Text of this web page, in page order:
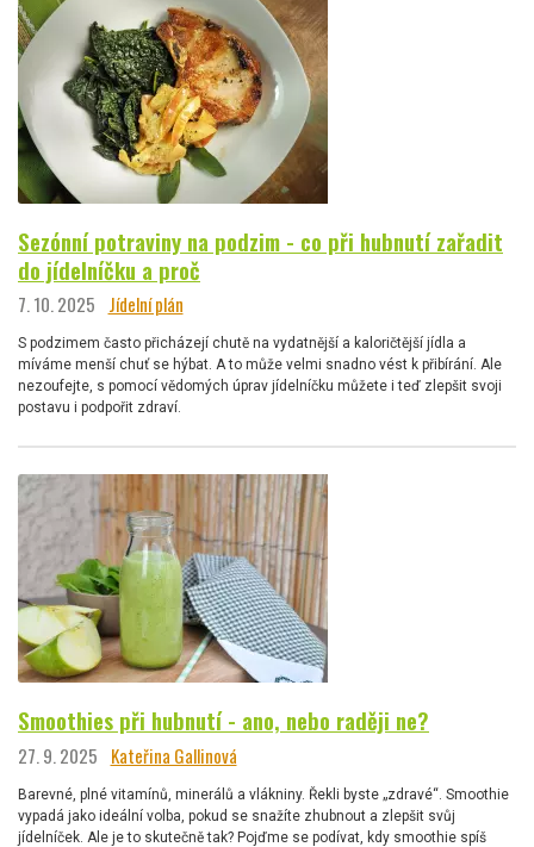
Sezónní potraviny na podzim - co při hubnutí zařadit
do jídelníčku a proč
7. 10. 2025 Jídelní plán
S podzimem často přicházejí chutě na vydatnější a kaloričtější jídla a
míváme menší chuť se hýbat. A to může velmi snadno vést k přibírání. Ale
nezoufejte, s pomocí vědomých úprav jídelníčku můžete i teď zlepšit svoji
postavu i podpořit zdraví.
Smoothies při hubnutí - ano, nebo raději ne?
27. 9. 2025 Kateřina Gallinová
Barevné, plné vitamínů, minerálů a vlákniny. Řekli byste „zdravé“. Smoothie
vypadá jako ideální volba, pokud se snažíte zhubnout a zlepšit svůj
jídelníček. Ale je to skutečně tak? Pojďme se podívat, kdy smoothie spíš